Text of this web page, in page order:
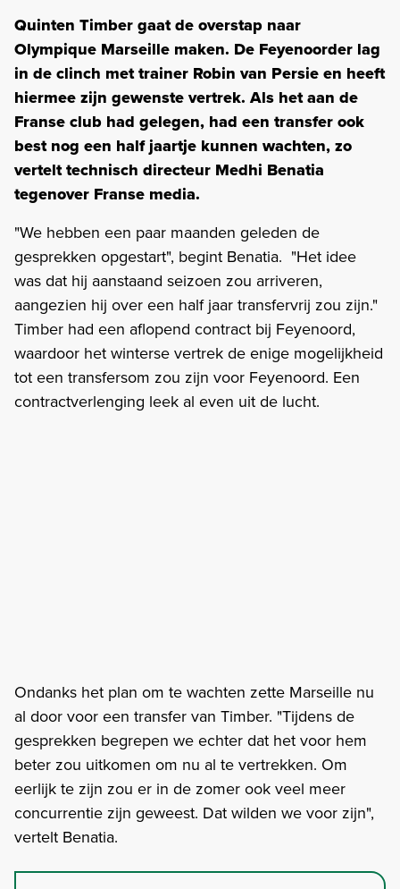
Quinten Timber gaat de overstap naar
Olympique Marseille maken. De Feyenoorder lag
in de clinch met trainer Robin van Persie en heeft
hiermee zijn gewenste vertrek. Als het aan de
Franse club had gelegen, had een transfer ook
best nog een half jaartje kunnen wachten, zo
vertelt technisch directeur Medhi Benatia
tegenover Franse media.
"We hebben een paar maanden geleden de
gesprekken opgestart", begint Benatia. "Het idee
was dat hij aanstaand seizoen zou arriveren,
aangezien hij over een half jaar transfervrij zou zijn."
Timber had een aflopend contract bij Feyenoord,
waardoor het winterse vertrek de enige mogelijkheid
tot een transfersom zou zijn voor Feyenoord. Een
contractverlenging leek al even uit de lucht.
Ondanks het plan om te wachten zette Marseille nu
al door voor een transfer van Timber. "Tijdens de
gesprekken begrepen we echter dat het voor hem
beter zou uitkomen om nu al te vertrekken. Om
eerlijk te zijn zou er in de zomer ook veel meer
concurrentie zijn geweest. Dat wilden we voor zijn",
vertelt Benatia.